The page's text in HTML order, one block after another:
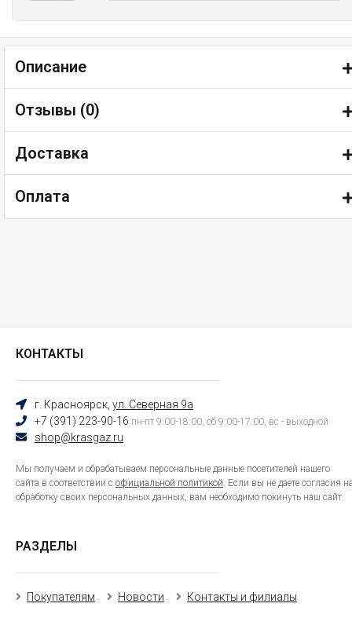
Описание
Отзывы (0)
Доставка
Оплата
КОНТАКТЫ
г. Красноярск, ул. Северная 9а
+7 (391) 223-90-16 пн-пт 9:00-18:00, сб 9:00-17:00, вс - выходной
shop@krasgaz.ru
Мы получаем и обрабатываем персональные данные посетителей нашего
сайта в соответствии с официальной политикой. Если вы не даете согласия
обработку своих персональных данных, вам необходимо покинуть наш сайт.
РАЗДЕЛЫ
Покупателям Новости Контакты и филиалы